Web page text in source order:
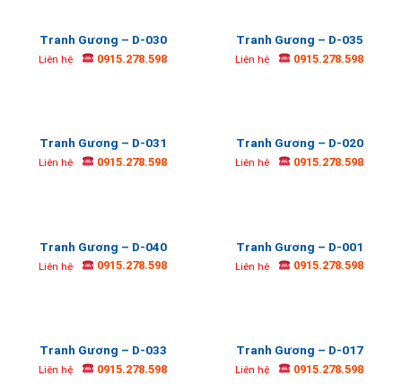
Tranh Gương – D-030
Liên hệ 0915.278.598
Tranh Gương – D-035
Liên hệ 0915.278.598
Tranh Gương – D-031
Liên hệ 0915.278.598
Tranh Gương – D-020
Liên hệ 0915.278.598
Tranh Gương – D-040
Liên hệ 0915.278.598
Tranh Gương – D-001
Liên hệ 0915.278.598
Tranh Gương – D-033
Liên hệ 0915.278.598
Tranh Gương – D-017
Liên hệ 0915.278.598